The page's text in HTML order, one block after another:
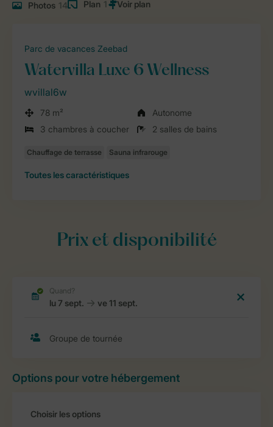
Photos 14 Plan 1
Parc de vacances Zeebad
Watervilla Luxe 6 Wellness
wvillal6w
78 m²
Autonome
3 chambres à coucher
2 salles de bains
Toutes les caractéristiques
Prix et disponibilité
Options pour votre hébergement